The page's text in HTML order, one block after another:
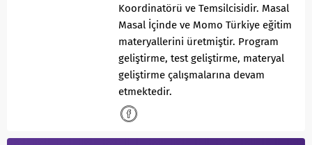
Koordinatörü ve Temsilcisidir. Masal
Masal İçinde ve Momo Türkiye eğitim
materyallerini üretmiştir. Program
geliştirme, test geliştirme, materyal
geliştirme çalışmalarına devam
etmektedir.